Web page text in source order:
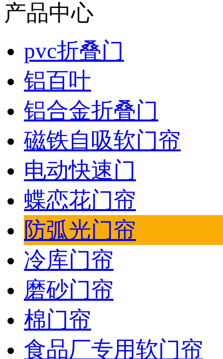
产品中心
pvc折叠门
铝百叶
铝合金折叠门
磁铁自吸软门帘
电动快速门
蝶恋花门帘
防弧光门帘
冷库门帘
磨砂门帘
棉门帘
食品厂专用软门帘